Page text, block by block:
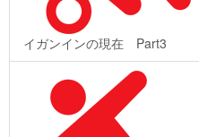
イガンインの現在 Part3